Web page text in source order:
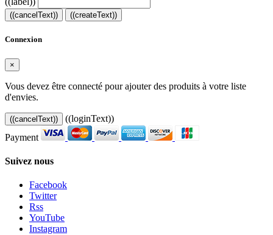
((cancelText)) ((createText))
Connexion
×
Vous devez être connecté pour ajouter des produits à votre liste
d'envies.
((cancelText))
((loginText))
Payment
Suivez nous
Facebook
Twitter
Rss
YouTube
Instagram